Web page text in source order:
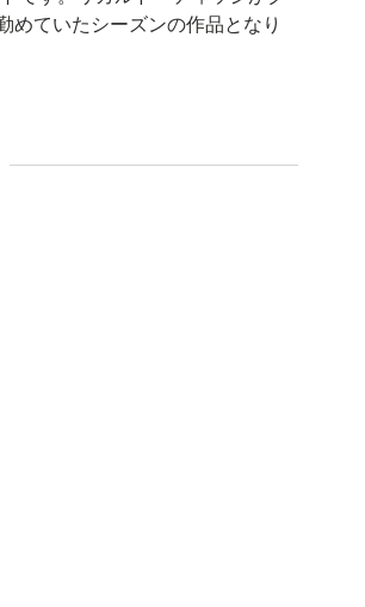
めていたシーズンの作品となり